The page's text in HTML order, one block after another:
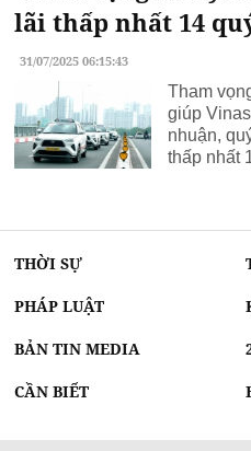
lãi thấp nhất 14
31/07/2025 06:15:43
Tham
giúp
nhuận,
thấp nhất
THỜI SỰ
PHÁP LUẬT
BẢN TIN MEDIA
CẦN BIẾT